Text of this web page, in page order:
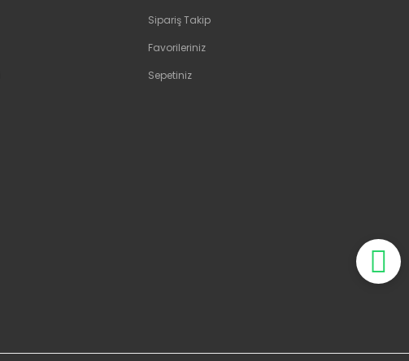
Sipariş Takip
Favorileriniz
Sepetiniz